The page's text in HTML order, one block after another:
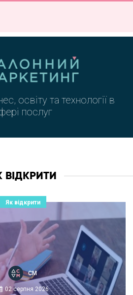
освіту та технології в
послуг
ВІДКРИТИ
Як відкрити
СМ
02 серпня 2026